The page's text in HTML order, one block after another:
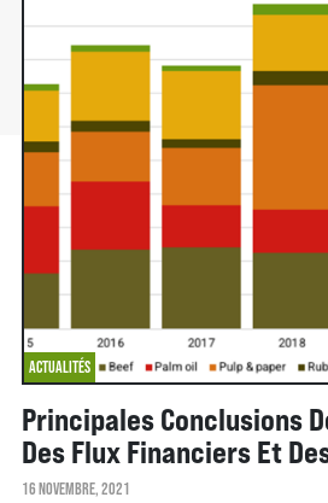
ACTUALITÉS
Principales Conclusions
Des Flux Financiers Et
16 NOVEMBRE, 2021